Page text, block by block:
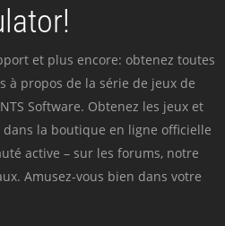
et plus encore: obtenez toutes
à propos de la série de jeux de
Software. Obtenez les jeux et
la boutique en ligne officielle
active – sur les forums, notre
Amusez-vous bien dans votre